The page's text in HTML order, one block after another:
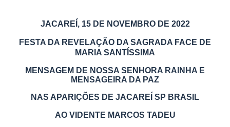
JACAREÍ, 15 DE NOVEMBRO DE 2022
FESTA DA REVELAÇÃO DA SAGRADA FACE DE
MARIA SANTÍSSIMA
MENSAGEM DE NOSSA SENHORA RAINHA E
MENSAGEIRA DA PAZ
NAS APARIÇÕES DE JACAREÍ SP BRASIL
AO VIDENTE MARCOS TADEU